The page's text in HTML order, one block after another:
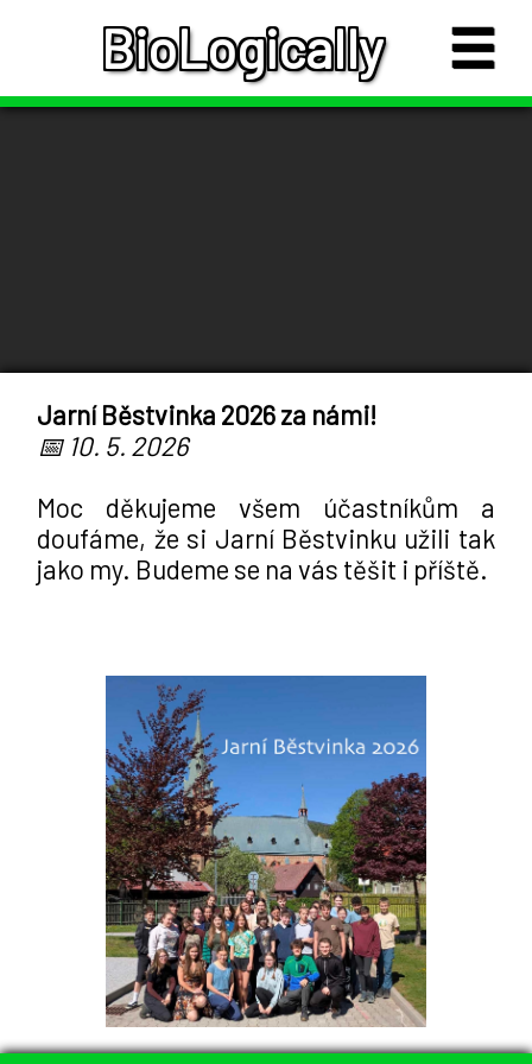
BioLogically ☰
Jarní Běstvinka 2026 za námi!
📅 10. 5. 2026
Moc děkujeme všem účastníkům a
doufáme, že si Jarní Běstvinku užili tak
jako my. Budeme se na vás těšit i příště.